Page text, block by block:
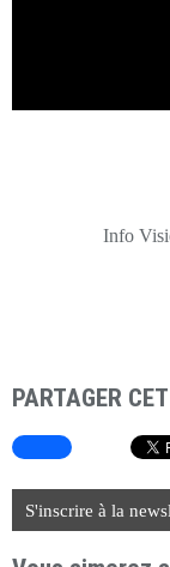
Info
PARTAGER
S'inscrire à la